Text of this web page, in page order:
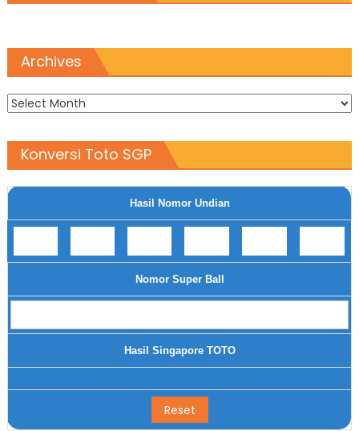
Archives
Archives
Konversi Toto SGP
Hasil Nomor Undian
Nomor Super Ball
Hasil Singapore TOTO